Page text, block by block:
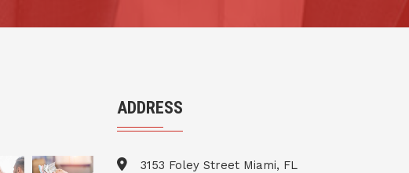
ADDRESS
3153 Foley Street Miami, FL